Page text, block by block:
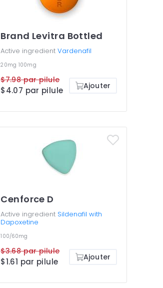
Brand Levitra Bottled
Active ingredient Vardenafil
20mg 100mg
$7.98 par pilule
$4.07 par pilule Ajouter
Cenforce D
Active ingredient Sildenafil with
Dapoxetine
100/60mg
$3.68 par pilule
$1.61 par pilule Ajouter